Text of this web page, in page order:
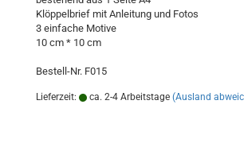
Klöppelbrief mit Anleitung und Fotos
3 einfache Motive
10 cm * 10 cm
Bestell-Nr. F015
Lieferzeit: ca. 2-4 Arbeitstage (Ausland